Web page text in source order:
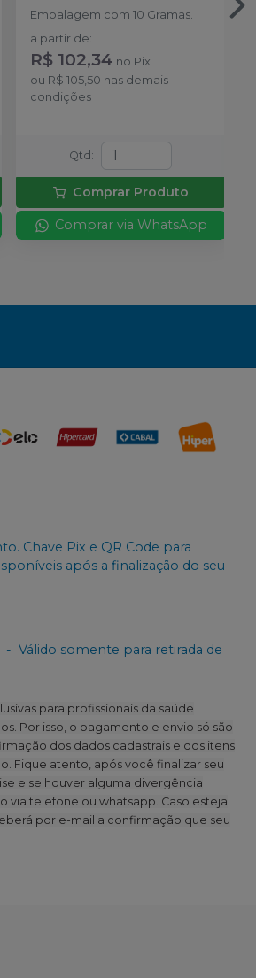
Embalagem com 10 Gramas.
a partir de:
R$ 102,34 no Pix
ou R$ 105,50 nas demais
condições
Qtd :
Comprar Produto
Comprar via WhatsApp
Chave Pix e QR Code para
após a finalização do seu
- Válido somente para retirada de
para profissionais da saúde
Por isso, o pagamento e envio só são
dos dados cadastrais e dos itens
Fique atento, após você finalizar seu
e se houver alguma divergência
via telefone ou whatsapp. Caso esteja
por e-mail a confirmação que seu